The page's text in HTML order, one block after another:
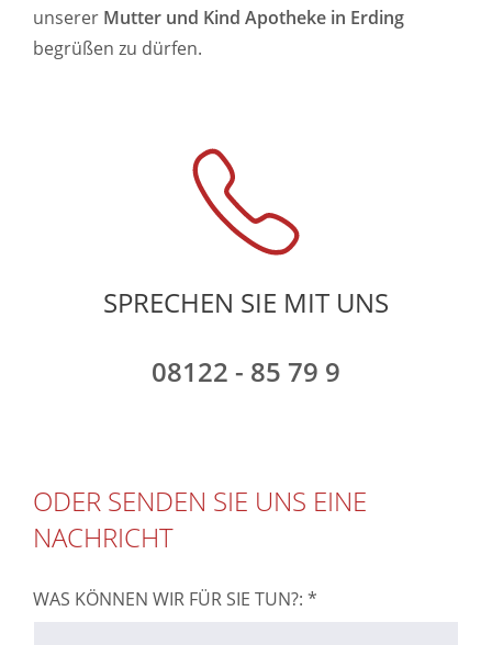
unserer Mutter und Kind Apotheke in Erding
begrüßen zu dürfen.
SPRECHEN SIE MIT UNS
08122 - 85 79 9
ODER SENDEN SIE UNS EINE
NACHRICHT
WAS KÖNNEN WIR FÜR SIE TUN?: *